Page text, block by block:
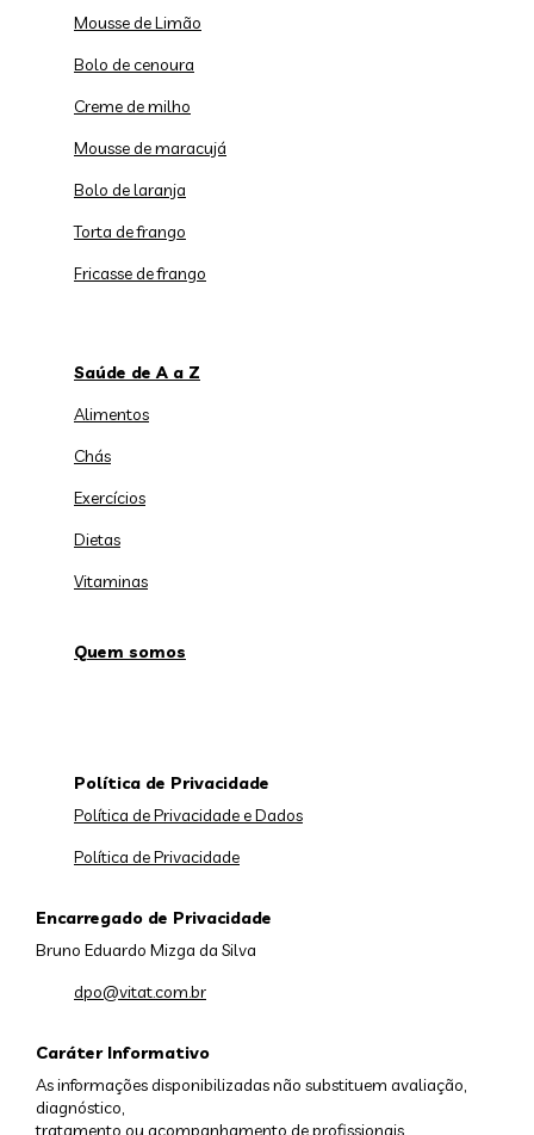
Mousse de Limão
Bolo de cenoura
Creme de milho
Mousse de maracujá
Bolo de laranja
Torta de frango
Fricasse de frango
Saúde de A a Z
Alimentos
Chás
Exercícios
Dietas
Vitaminas
Quem somos
Caráter Informativo
As informações disponibilizadas não substituem avaliação,
diagnóstico,
tratamento ou acompanhamento de profissionais.
Política de Privacidade
Política de Privacidade e Dados
Política de Privacidade
Encarregado de Privacidade
Bruno Eduardo Mizga da Silva
dpo@vitat.com.br